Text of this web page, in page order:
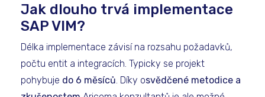
Jak dlouho trvá implementace
SAP VIM?
Délka implementace závisí na rozsahu požadavků,
počtu entit a integracích. Typicky se projekt
pohybuje do 6 měsíců . Díky osvědčené metodice a